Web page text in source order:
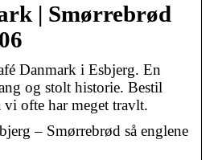
| Smørrebrød
Danmark i Esbjerg. En
og stolt historie. Bestil
ofte har meget travlt.
– Smørrebrød så englene